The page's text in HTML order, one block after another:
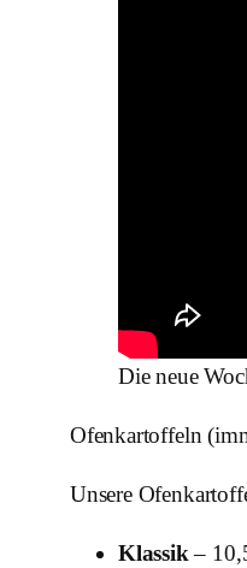
Die neue
Ofenkartoffeln
Unsere
Klassik–